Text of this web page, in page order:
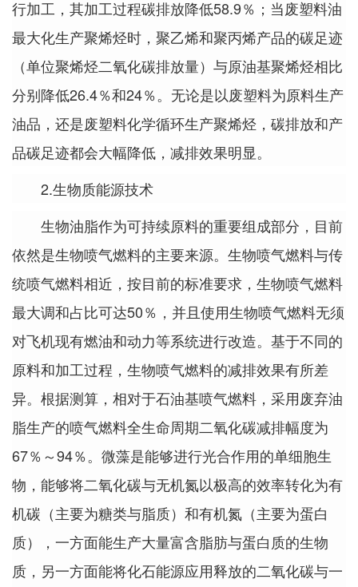
行加工，其加工过程碳排放降低58.9％；当废塑料油
最大化生产聚烯烃时，聚乙烯和聚丙烯产品的碳足迹
（单位聚烯烃二氧化碳排放量）与原油基聚烯烃相比
分别降低26.4％和24％。无论是以废塑料为原料生产
油品，还是废塑料化学循环生产聚烯烃，碳排放和产
品碳足迹都会大幅降低，减排效果明显。
2.生物质能源技术
生物油脂作为可持续原料的重要组成部分，目前
依然是生物喷气燃料的主要来源。生物喷气燃料与传
统喷气燃料相近，按目前的标准要求，生物喷气燃料
最大调和占比可达50％，并且使用生物喷气燃料无须
对飞机现有燃油和动力等系统进行改造。基于不同的
原料和加工过程，生物喷气燃料的减排效果有所差
异。根据测算，相对于石油基喷气燃料，采用废弃油
脂生产的喷气燃料全生命周期二氧化碳减排幅度为
67％～94％。微藻是能够进行光合作用的单细胞生
物，能够将二氧化碳与无机氮以极高的效率转化为有
机碳（主要为糖类与脂质）和有机氮（主要为蛋白
质），一方面能生产大量富含脂肪与蛋白质的生物
质，另一方面能将化石能源应用释放的二氧化碳与一